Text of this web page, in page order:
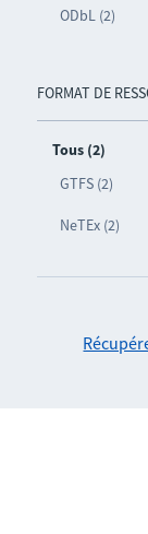
ODbL (2)
FORMAT DE
Tous (2)
GTFS (2)
NeTEx (2)